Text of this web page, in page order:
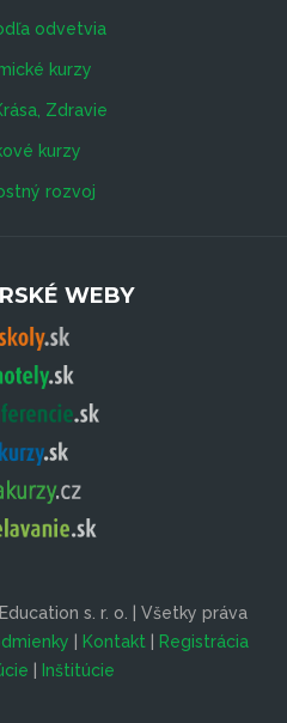
odvetvia
kurzy
Zdravie
kurzy
rozvoj
WEBY
s. r. o. | Všetky práva
Kontakt|
Registrácia
Inštitúcie